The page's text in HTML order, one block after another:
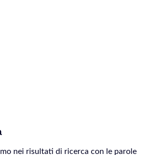
nei risultati di ricerca con le parole